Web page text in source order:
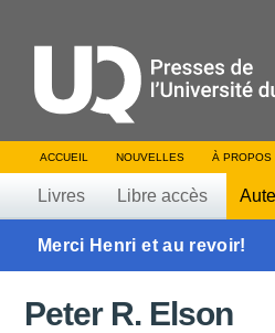
ACCUEIL NOUVELLES À PROPOS
Livres Libre accès
Merci Henri et au revoir!
Peter R. Elson